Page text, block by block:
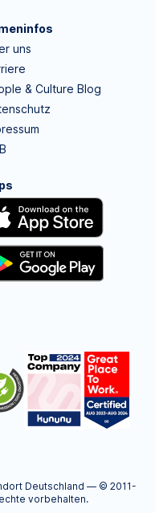
uns
& Culture Blog
Deutschland — © 2011-
vorbehalten.